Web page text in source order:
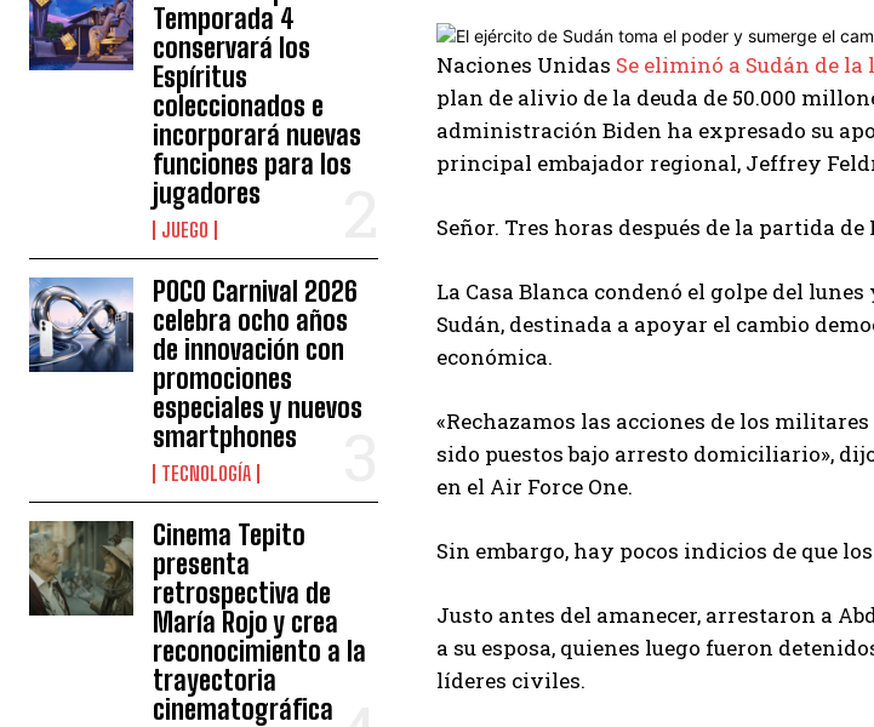
Temporada 4
conservará los
Espíritus
coleccionados e
incorporará nuevas
funciones para los
jugadores
JUEGO
POCO Carnival 2026
celebra ocho años
de innovación con
promociones
especiales y nuevos
smartphones
TECNOLOGÍA
Cinema Tepito
presenta
retrospectiva de
María Rojo y crea
reconocimiento a la
trayectoria
cinematográfica
Naciones Unidas Se eliminó a Sudán de
plan de alivio de la deuda de 50.000
administración Biden ha expresado su
principal embajador regional, Jeffrey
Señor. Tres horas después de la partida
La Casa Blanca condenó el golpe del
Sudán, destinada a apoyar el cambio
económica.
«Rechazamos las acciones de los
sido puestos bajo arresto domiciliario»,
en el Air Force One.
Sin embargo, hay pocos indicios de que
Justo antes del amanecer, arrestaron a
a su esposa, quienes luego fueron
líderes civiles.